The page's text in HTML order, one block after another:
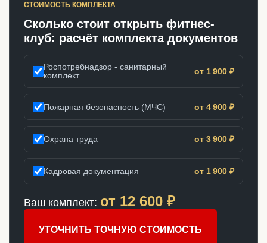
СТОИМОСТЬ КОМПЛЕКТА
Сколько стоит открыть фитнес-
клуб: расчёт комплекта документов
Роспотребнадзор - санитарный
комплект
от 1 900 ₽
Пожарная безопасность (МЧС) от 4 900 ₽
Охрана труда от 3 900 ₽
Кадровая документация от 1 900 ₽
Ваш комплект: от 12 600 ₽
УТОЧНИТЬ ТОЧНУЮ СТОИМОСТЬ